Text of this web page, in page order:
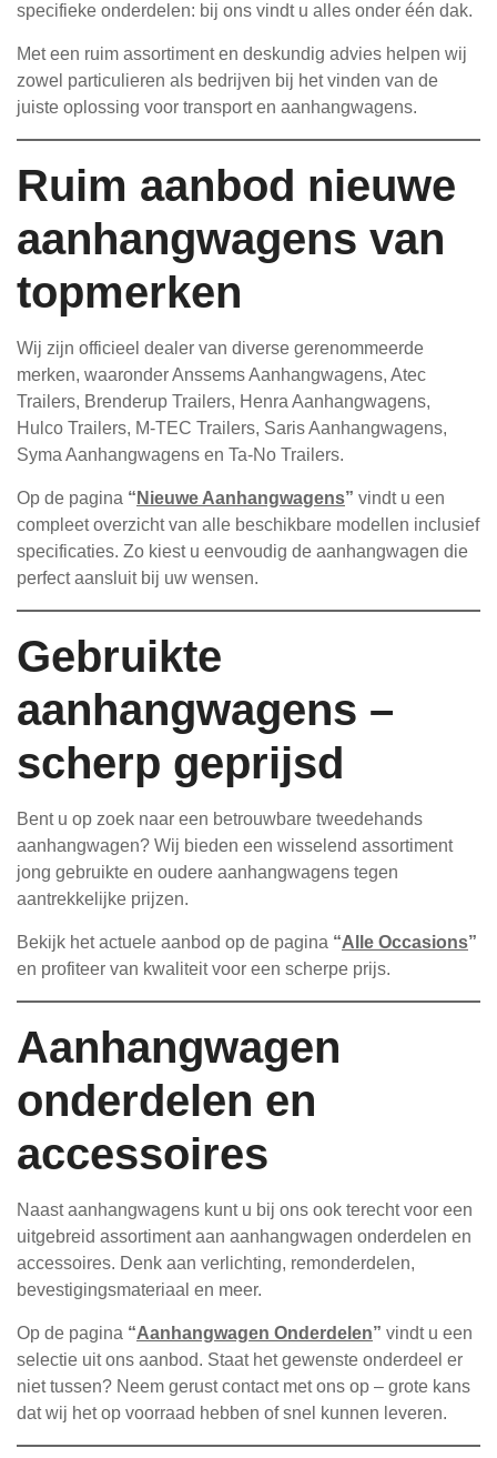
specifieke onderdelen: bij ons vindt u alles onder één dak.
Met een ruim assortiment en deskundig advies helpen wij
zowel particulieren als bedrijven bij het vinden van de
juiste oplossing voor transport en aanhangwagens.
Ruim aanbod nieuwe
aanhangwagens van
topmerken
Wij zijn officieel dealer van diverse gerenommeerde
merken, waaronder Anssems Aanhangwagens, Atec
Trailers, Brenderup Trailers, Henra Aanhangwagens,
Hulco Trailers, M-TEC Trailers, Saris Aanhangwagens,
Syma Aanhangwagens en Ta-No Trailers.
Op de pagina “ Nieuwe Aanhangwagens” vindt u een
compleet overzicht van alle beschikbare modellen inclusief
specificaties. Zo kiest u eenvoudig de aanhangwagen die
perfect aansluit bij uw wensen.
Gebruikte
aanhangwagens –
scherp geprijsd
Bent u op zoek naar een betrouwbare tweedehands
aanhangwagen? Wij bieden een wisselend assortiment
jong gebruikte en oudere aanhangwagens tegen
aantrekkelijke prijzen.
Bekijk het actuele aanbod op de pagina “Alle Occasions”
en profiteer van kwaliteit voor een scherpe prijs.
Aanhangwagen
onderdelen en
accessoires
Naast aanhangwagens kunt u bij ons ook terecht voor een
uitgebreid assortiment aan aanhangwagen onderdelen en
accessoires. Denk aan verlichting, remonderdelen,
bevestigingsmateriaal en meer.
Op de pagina “Aanhangwagen Onderdelen” vindt u een
selectie uit ons aanbod. Staat het gewenste onderdeel er
niet tussen? Neem gerust contact met ons op – grote kans
dat wij het op voorraad hebben of snel kunnen leveren.